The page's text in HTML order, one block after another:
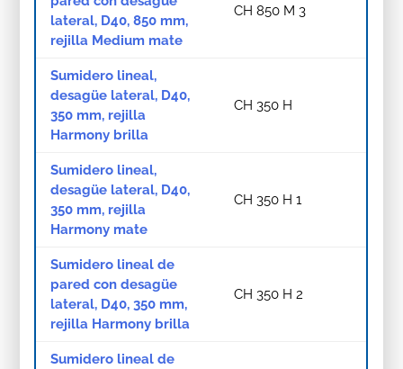
lateral, D40, 850 mm,
rejilla Medium mate
CH 850 M 3
Sumidero lineal,
desagüe lateral, D40,
350 mm, rejilla
Harmony brilla
CH 350 H
Sumidero lineal,
desagüe lateral, D40,
350 mm, rejilla
Harmony mate
CH 350 H 1
Sumidero lineal de
pared con desagüe
lateral, D40, 350 mm,
rejilla Harmony brilla
CH 350 H 2
Sumidero lineal de